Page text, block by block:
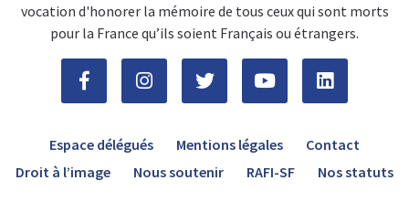
vocation d'honorer la mémoire de tous ceux qui sont morts
pour la France qu’ils soient Français ou étrangers.
Espace délégués Mentions légales
Contact
Droit à l’image
Nous soutenir RAFI-SF Nos statuts